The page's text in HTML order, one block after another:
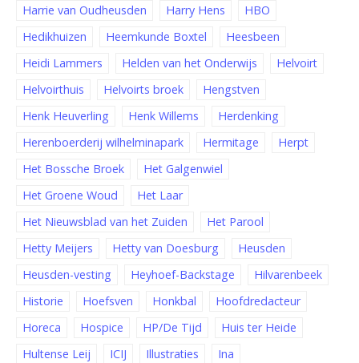
Harrie van Oudheusden
Harry Hens
HBO
Hedikhuizen
Heemkunde Boxtel
Heesbeen
Heidi Lammers
Helden van het Onderwijs
Helvoirt
Helvoirthuis
Helvoirts broek
Hengstven
Henk Heuverling
Henk Willems
Herdenking
Herenboerderij wilhelminapark
Hermitage
Herpt
Het Bossche Broek
Het Galgenwiel
Het Groene Woud
Het Laar
Het Nieuwsblad van het Zuiden
Het Parool
Hetty Meijers
Hetty van Doesburg
Heusden
Heusden-vesting
Heyhoef-Backstage
Hilvarenbeek
Historie
Hoefsven Honkbal
Hoofdredacteur
Horeca
Hospice HP/De Tijd
Huis ter Heide
Hultense Leij
ICIJ Illustraties
Ina